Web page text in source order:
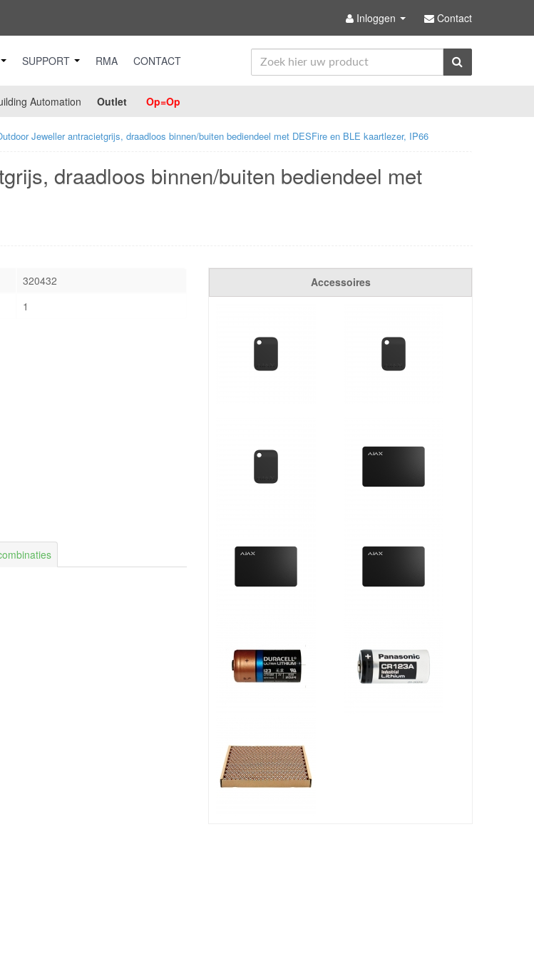
Inloggen Contact
SUPPORT RMA CONTACT
Automation Outlet Op=Op
Jeweller antracietgrijs, draadloos binnen/buiten bediendeel met DESFire en BLE kaartlezer, IP66
draadloos binnen/buiten bediendeel met
320432
1
Accessoires